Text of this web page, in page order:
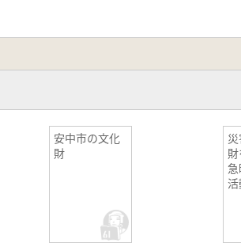
安中市の文化
財